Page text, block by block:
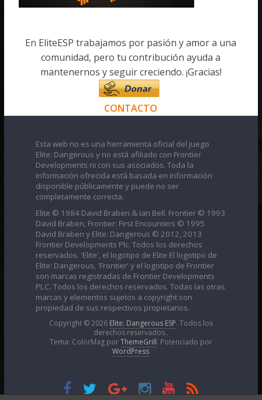
En EliteESP trabajamos por pasión y amor a una
comunidad, pero tu contribución ayuda a
mantenernos y seguir creciendo. ¡Gracias!
CONTACTO
Esta web no es una herramienta oficial del juego
Elite: Dangerous y no está afiliado con Frontier
Developments ni con sus asociados. Toda la
información ofrecida está basada en información
disponible públicamente y puede no ser
completamente correcta.
Elite © 1984 David Braben & Ian Bell. Frontier © 1993
David Braben, Frontier: First Encounters © 1995
David Braben y Elite: Dangerous © 2012, 2013
Frontier Developments Plc. Todos los derechos
reservados. 'Elite', el logotipo de Elite El logotipo de
Elite: Dangerous, 'Frontier' y el logotipo de Frontier
son marcas registradas de Frontier Developments
PLC. Todos los derechos reservados. Todas las otras
marcas y elementos sujetos a copyright son
propiedad de sus respectivos propietarios.
Copyright © 2026 Elite: Dangerous ESP . Todos los
derechos reservados..
Tema: ColorMag porThemeGrill . Potenciado por
WordPress